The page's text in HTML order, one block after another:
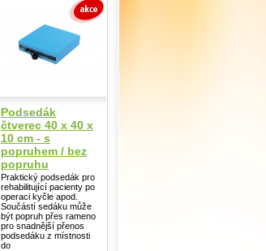
Podsedák
čtverec 40 x 40 x
10 cm - s
popruhem / bez
popruhu
Praktický podsedák pro
rehabilitující pacienty po
operaci kyčle apod.
Součástí sedáku může
být popruh přes rameno
pro snadnější přenos
podsedáku z místnosti
do